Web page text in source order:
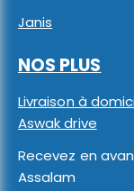
Janis
NOS PLUS
Livraison à
Aswak drive
Recevez en
Assalam